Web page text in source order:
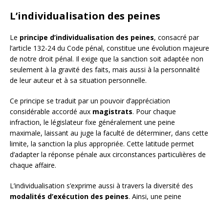
L’individualisation des peines
Le principe d’individualisation des peines, consacré par
l’article 132-24 du Code pénal, constitue une évolution majeure
de notre droit pénal. Il exige que la sanction soit adaptée non
seulement à la gravité des faits, mais aussi à la personnalité
de leur auteur et à sa situation personnelle.
Ce principe se traduit par un pouvoir d’appréciation
considérable accordé aux magistrats. Pour chaque
infraction, le législateur fixe généralement une peine
maximale, laissant au juge la faculté de déterminer, dans cette
limite, la sanction la plus appropriée. Cette latitude permet
d’adapter la réponse pénale aux circonstances particulières de
chaque affaire.
L’individualisation s’exprime aussi à travers la diversité des
modalités d’exécution des peines. Ainsi, une peine